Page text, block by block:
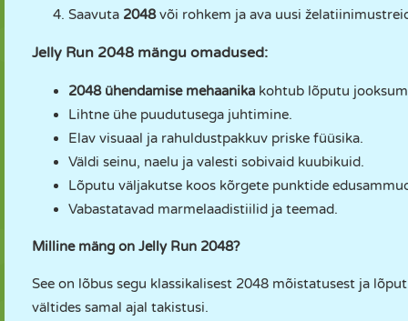
Saavuta 2048või rohkem ja ava uusi
Jelly Run 2048 mängu omadused:
2048 ühendamise mehaanika kohtub lõputu
Lihtne ühe puudutusega juhtimine.
Elav visuaal ja rahuldustpakkuv priske füüsika.
Väldi seinu, naelu ja valesti sobivaid kuubikuid.
Lõputu väljakutse koos kõrgete punktide
Vabastatavad marmelaadistiilid ja teemad.
Milline mäng on Jelly Run 2048?
See on lõbus segu klassikalisest 2048 mõistatusest ja
vältides samal ajal takistusi.